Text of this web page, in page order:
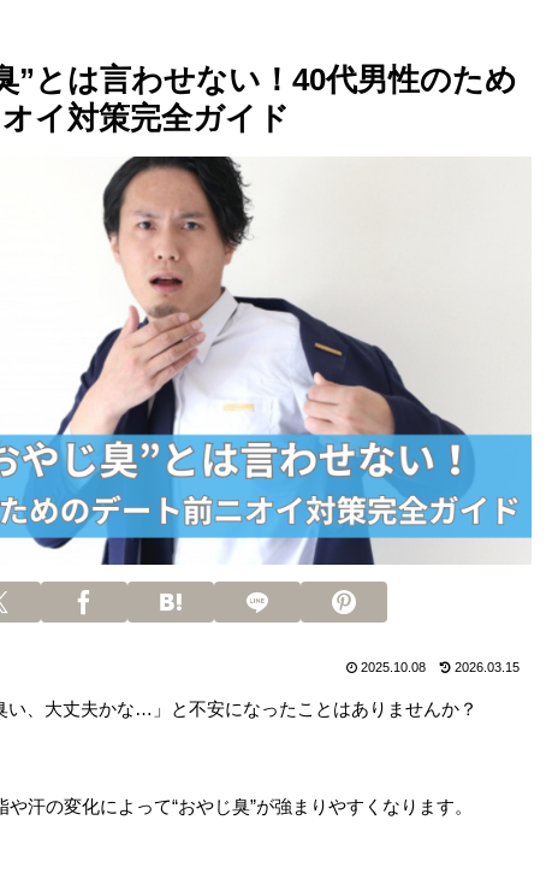
”とは言わせない！40代男性のため
イ対策完全ガイド
2025.10.08 2026.03.15
い、大丈夫かな…」と不安になったことはありませんか？
汗の変化によって“おやじ臭”が強まりやすくなります。